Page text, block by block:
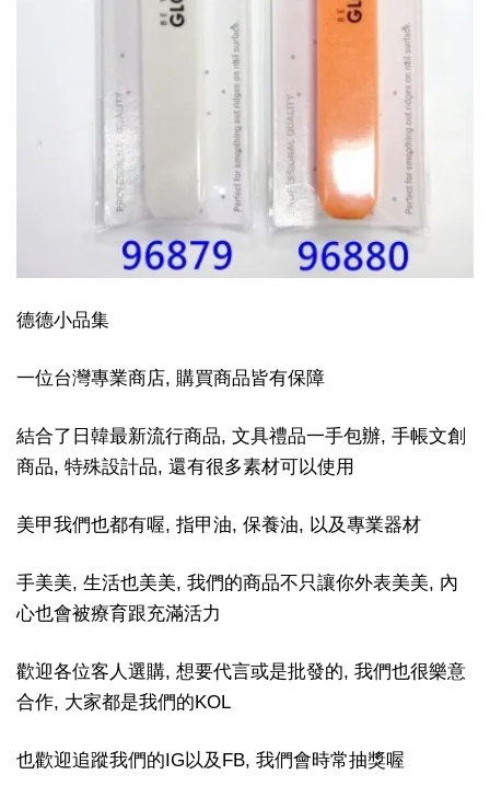
德德小品集
一位台灣專業商店, 購買商品皆有保障
結合了日韓最新流行商品, 文具禮品一手包辦, 手帳文創
商品, 特殊設計品, 還有很多素材可以使用
美甲我們也都有喔, 指甲油, 保養油, 以及專業器材
手美美, 生活也美美, 我們的商品不只讓你外表美美, 內
心也會被療育跟充滿活力
歡迎各位客人選購, 想要代言或是批發的, 我們也很樂意
合作, 大家都是我們的KOL
也歡迎追蹤我們的IG以及FB, 我們會時常抽獎喔